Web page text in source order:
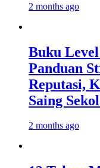
2 months ago
Buku
Panduan
Reputasi,
Saing
2 months ago